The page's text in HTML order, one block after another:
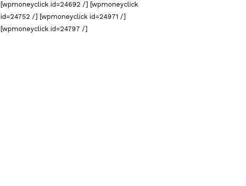
[wpmoneyclick id=24692 /] [wpmoneyclick
id=24752 /] [wpmoneyclick id=24971 /]
[wpmoneyclick id=24797 /]